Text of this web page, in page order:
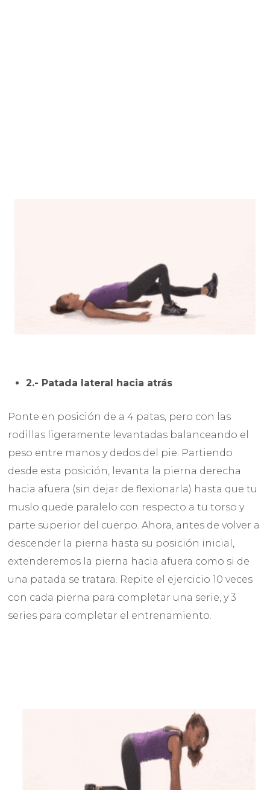
2.- Patada lateral hacia atrás
Ponte en posición de a 4 patas, pero con las
rodillas ligeramente levantadas balanceando el
peso entre manos y dedos del pie. Partiendo
desde esta posición, levanta la pierna derecha
hacia afuera (sin dejar de flexionarla) hasta que tu
muslo quede paralelo con respecto a tu torso y
parte superior del cuerpo. Ahora, antes de volver a
descender la pierna hasta su posición inicial,
extenderemos la pierna hacia afuera como si de
una patada se tratara. Repite el ejercicio 10 veces
con cada pierna para completar una serie, y 3
series para completar el entrenamiento.